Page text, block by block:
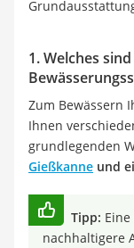
1. Welches
Zum Bewässern
Ihnen
grundlegenden
Gießkanne und
Tipp:
nachhaltigere